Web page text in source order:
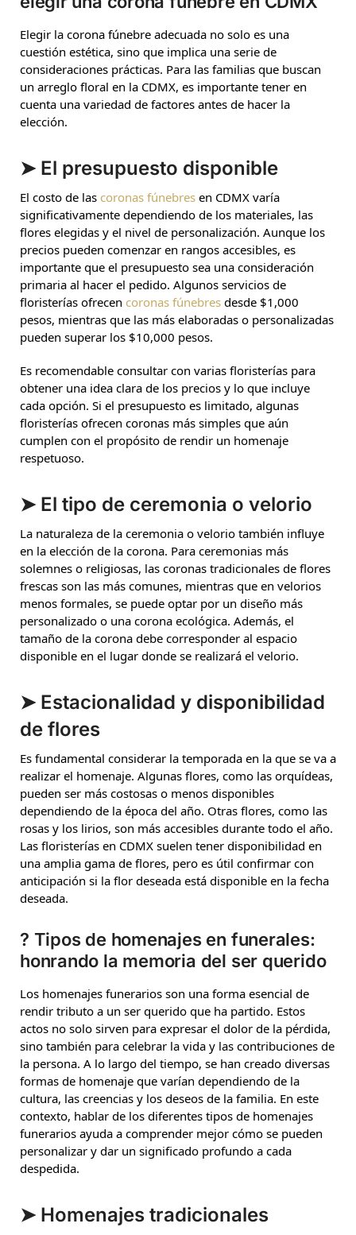
Elegir la corona fúnebre adecuada no solo es una
cuestión estética, sino que implica una serie de
consideraciones prácticas. Para las familias que buscan
un arreglo floral en la CDMX, es importante tener en
cuenta una variedad de factores antes de hacer la
elección.
➤ El presupuesto disponible
El costo de las coronas fúnebres en CDMX varía
significativamente dependiendo de los materiales, las
flores elegidas y el nivel de personalización. Aunque los
precios pueden comenzar en rangos accesibles, es
importante que el presupuesto sea una consideración
primaria al hacer el pedido. Algunos servicios de
floristerías ofrecen coronas fúnebres desde $1,000
pesos, mientras que las más elaboradas o personalizadas
pueden superar los $10,000 pesos.
Es recomendable consultar con varias floristerías para
obtener una idea clara de los precios y lo que incluye
cada opción. Si el presupuesto es limitado, algunas
floristerías ofrecen coronas más simples que aún
cumplen con el propósito de rendir un homenaje
respetuoso.
➤ El tipo de ceremonia o velorio
La naturaleza de la ceremonia o velorio también influye
en la elección de la corona. Para ceremonias más
solemnes o religiosas, las coronas tradicionales de flores
frescas son las más comunes, mientras que en velorios
menos formales, se puede optar por un diseño más
personalizado o una corona ecológica. Además, el
tamaño de la corona debe corresponder al espacio
disponible en el lugar donde se realizará el velorio.
➤ Estacionalidad y disponibilidad
de flores
Es fundamental considerar la temporada en la que se va a
realizar el homenaje. Algunas flores, como las orquídeas,
pueden ser más costosas o menos disponibles
dependiendo de la época del año. Otras flores, como las
rosas y los lirios, son más accesibles durante todo el año.
Las floristerías en CDMX suelen tener disponibilidad en
una amplia gama de flores, pero es útil confirmar con
anticipación si la flor deseada está disponible en la fecha
deseada.
? Tipos de homenajes en funerales:
honrando la memoria del ser querido
Los homenajes funerarios son una forma esencial de
rendir tributo a un ser querido que ha partido. Estos
actos no solo sirven para expresar el dolor de la pérdida,
sino también para celebrar la vida y las contribuciones de
la persona. A lo largo del tiempo, se han creado diversas
formas de homenaje que varían dependiendo de la
cultura, las creencias y los deseos de la familia. En este
contexto, hablar de los diferentes tipos de homenajes
funerarios ayuda a comprender mejor cómo se pueden
personalizar y dar un significado profundo a cada
despedida.
➤ Homenajes tradicionales